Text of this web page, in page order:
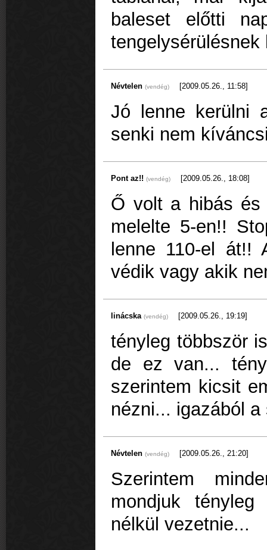
baleset előtti
Névtelen (vendég) [2009.05.26., 11:58]
Jó lenne kerülni
senki nem
Pont az!! (vendég) [2009.05.26., 18:08]
Ő volt a hibás és
melelte 5-en!!
lenne 110-el át!!
védik vagy akik
linácska (vendég) [2009.05.26., 19:19]
tényleg többször
de ez van...
szerintem kicsit
nézni... igazából
Névtelen (vendég) [2009.05.26., 21:20]
Szerintem
mondjuk
nélkül vezetnie...